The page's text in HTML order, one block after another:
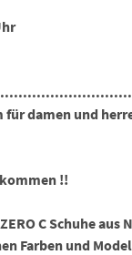
für damen und
!!
C Schuhe
Farben und